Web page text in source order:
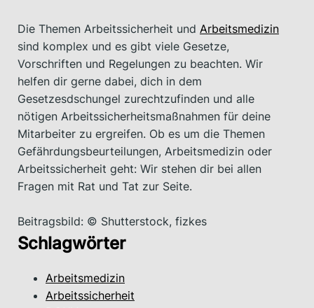
Die Themen Arbeitssicherheit und Arbeitsmedizin
sind komplex und es gibt viele Gesetze,
Vorschriften und Regelungen zu beachten. Wir
helfen dir gerne dabei, dich in dem
Gesetzesdschungel zurechtzufinden und alle
nötigen Arbeitssicherheitsmaßnahmen für deine
Mitarbeiter zu ergreifen. Ob es um die Themen
Gefährdungsbeurteilungen, Arbeitsmedizin oder
Arbeitssicherheit geht: Wir stehen dir bei allen
Fragen mit Rat und Tat zur Seite.
Beitragsbild: © Shutterstock, fizkes
Schlagwörter
Arbeitsmedizin
Arbeitssicherheit